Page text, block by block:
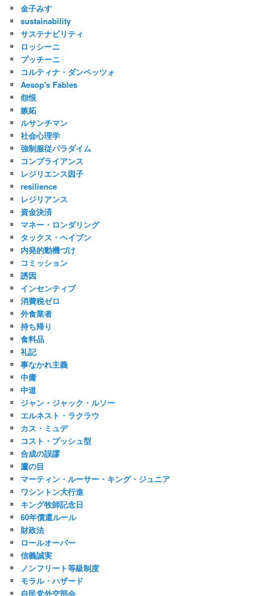
金子みすゞ
sustainability
サステナビリティ
ロッシーニ
プッチーニ
コルティナ・ダンペッツォ
Aesop's Fables
怨恨
嫉妬
ルサンチマン
社会心理学
強制服従パラダイム
コンプライアンス
レジリエンス因子
resilience
レジリアンス
資金決済
マネー・ロンダリング
タックス・ヘイブン
内発的動機づけ
コミッション
誘因
インセンティブ
消費税ゼロ
外食業者
持ち帰り
食料品
礼記
事なかれ主義
中庸
中道
ジャン・ジャック・ルソー
エルネスト・ラクラウ
カス・ミュデ
コスト・プッシュ型
合成の誤謬
鷹の目
マーティン・ルーサー・キング・ジュニア
ワシントン大行進
キング牧師記念日
60年償還ルール
財政法
ロールオーバー
信義誠実
ノンフリート等級制度
モラル・ハザード
自民党外交部会